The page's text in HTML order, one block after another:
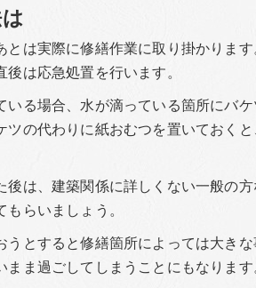
は実際に修繕作業に取り掛かります
は応急処置を行います。
る場合、水が滴っている箇所にバ
ツの代わりに紙おむつを置いておく
後は、建築関係に詳しくない一般の
らいましょう。
うとすると修繕箇所によっては大き
ま過ごしてしまうことにもなります